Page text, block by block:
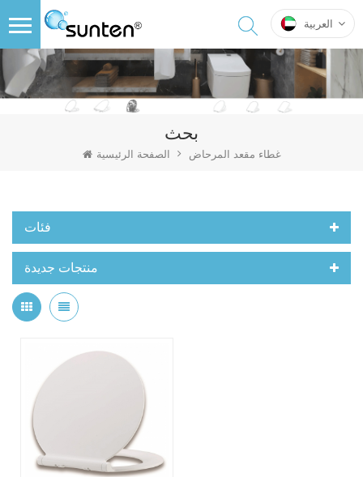
العربية
بحث
الصفحة الرئيسية غطاء مقعد المرحاض
فئات
منتجات جديدة